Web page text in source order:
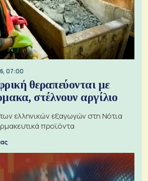
07:00
θεραπεύονται με
στέλνουν αργίλιο
ελληνικών εξαγωγών στη Νότια
προϊόντα